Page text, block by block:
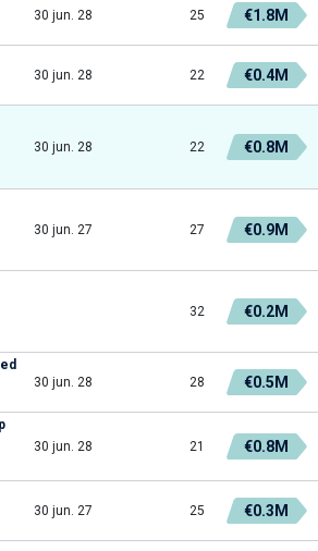
30 jun. 28 25 €1.8M
30 jun. 28 22 €0.4M
30 jun. 28 22 €0.8M
30 jun. 27 27 €0.9M
32 €0.2M
30 jun. 28 28 €0.5M
30 jun. 28 21 €0.8M
30 jun. 27 25 €0.3M